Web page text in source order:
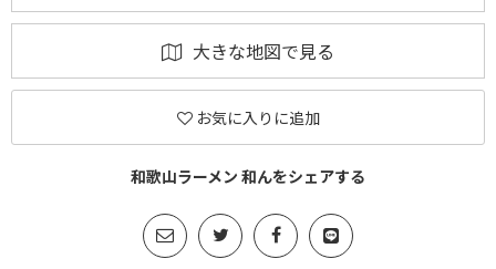
大きな地図で見る
お気に入りに追加
和歌山ラーメン 和んをシェアする